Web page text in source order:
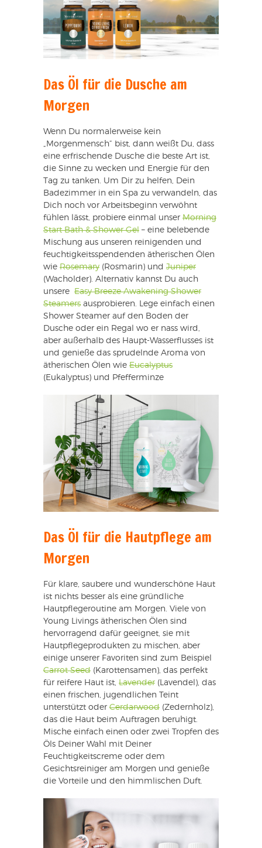
Das Öl für die Dusche am
Morgen
Wenn Du normalerweise kein
„Morgenmensch“ bist, dann weißt Du, dass
eine erfrischende Dusche die beste Art ist,
die Sinne zu wecken und Energie für den
Tag zu tanken. Um Dir zu helfen, Dein
Badezimmer in ein Spa zu verwandeln, das
Dich noch vor Arbeitsbeginn verwöhnt
fühlen lässt, probiere einmal unser Morning
Start Bath & Shower Gel – eine belebende
Mischung aus unseren reinigenden und
feuchtigkeitsspendenden ätherischen Ölen
wie Rosemary (Rosmarin) und Juniper
(Wacholder). Alternativ kannst Du auch
unsere Easy Breeze Awakening Shower
Steamers ausprobieren. Lege einfach einen
Shower Steamer auf den Boden der
Dusche oder ein Regal wo er nass wird,
aber außerhalb des Haupt-Wasserflusses ist
und genieße das sprudelnde Aroma von
ätherischen Ölen wie Eucalyptus
(Eukalyptus) und Pfefferminze
Das Öl für die Hautpflege am
Morgen
Für klare, saubere und wunderschöne Haut
ist nichts besser als eine gründliche
Hautpflegeroutine am Morgen. Viele von
Young Livings ätherischen Ölen sind
hervorragend dafür geeignet, sie mit
Hautpflegeprodukten zu mischen, aber
einige unserer Favoriten sind zum Beispiel
Carrot Seed (Karottensamen), das perfekt
für reifere Haut ist, Lavender (Lavendel), das
einen frischen, jugendlichen Teint
unterstützt oder Cerdarwood (Zedernholz),
das die Haut beim Auftragen beruhigt.
Mische einfach einen oder zwei Tropfen des
Öls Deiner Wahl mit Deiner
Feuchtigkeitscreme oder dem
Gesichtsreiniger am Morgen und genieße
die Vorteile und den himmlischen Duft.